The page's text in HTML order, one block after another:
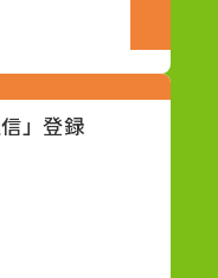
」登録